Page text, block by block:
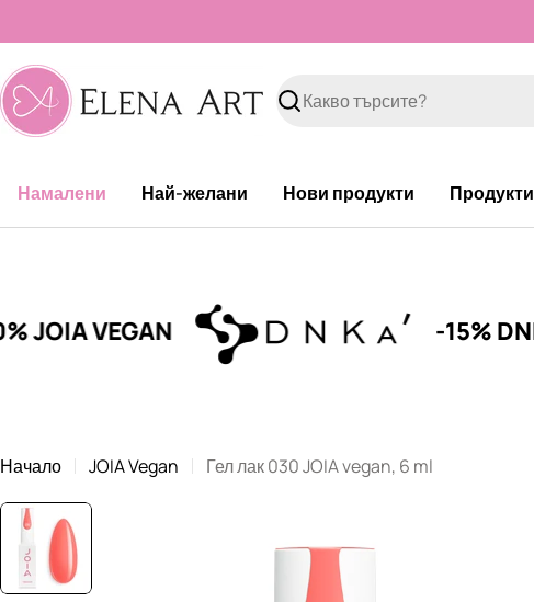
съдържанието
Търсене
Намалени Най-желани Нови продукти Продукти
-15% DNKa'
Начало JOIA Vegan Гел лак 030 JOIA vegan, 6 ml